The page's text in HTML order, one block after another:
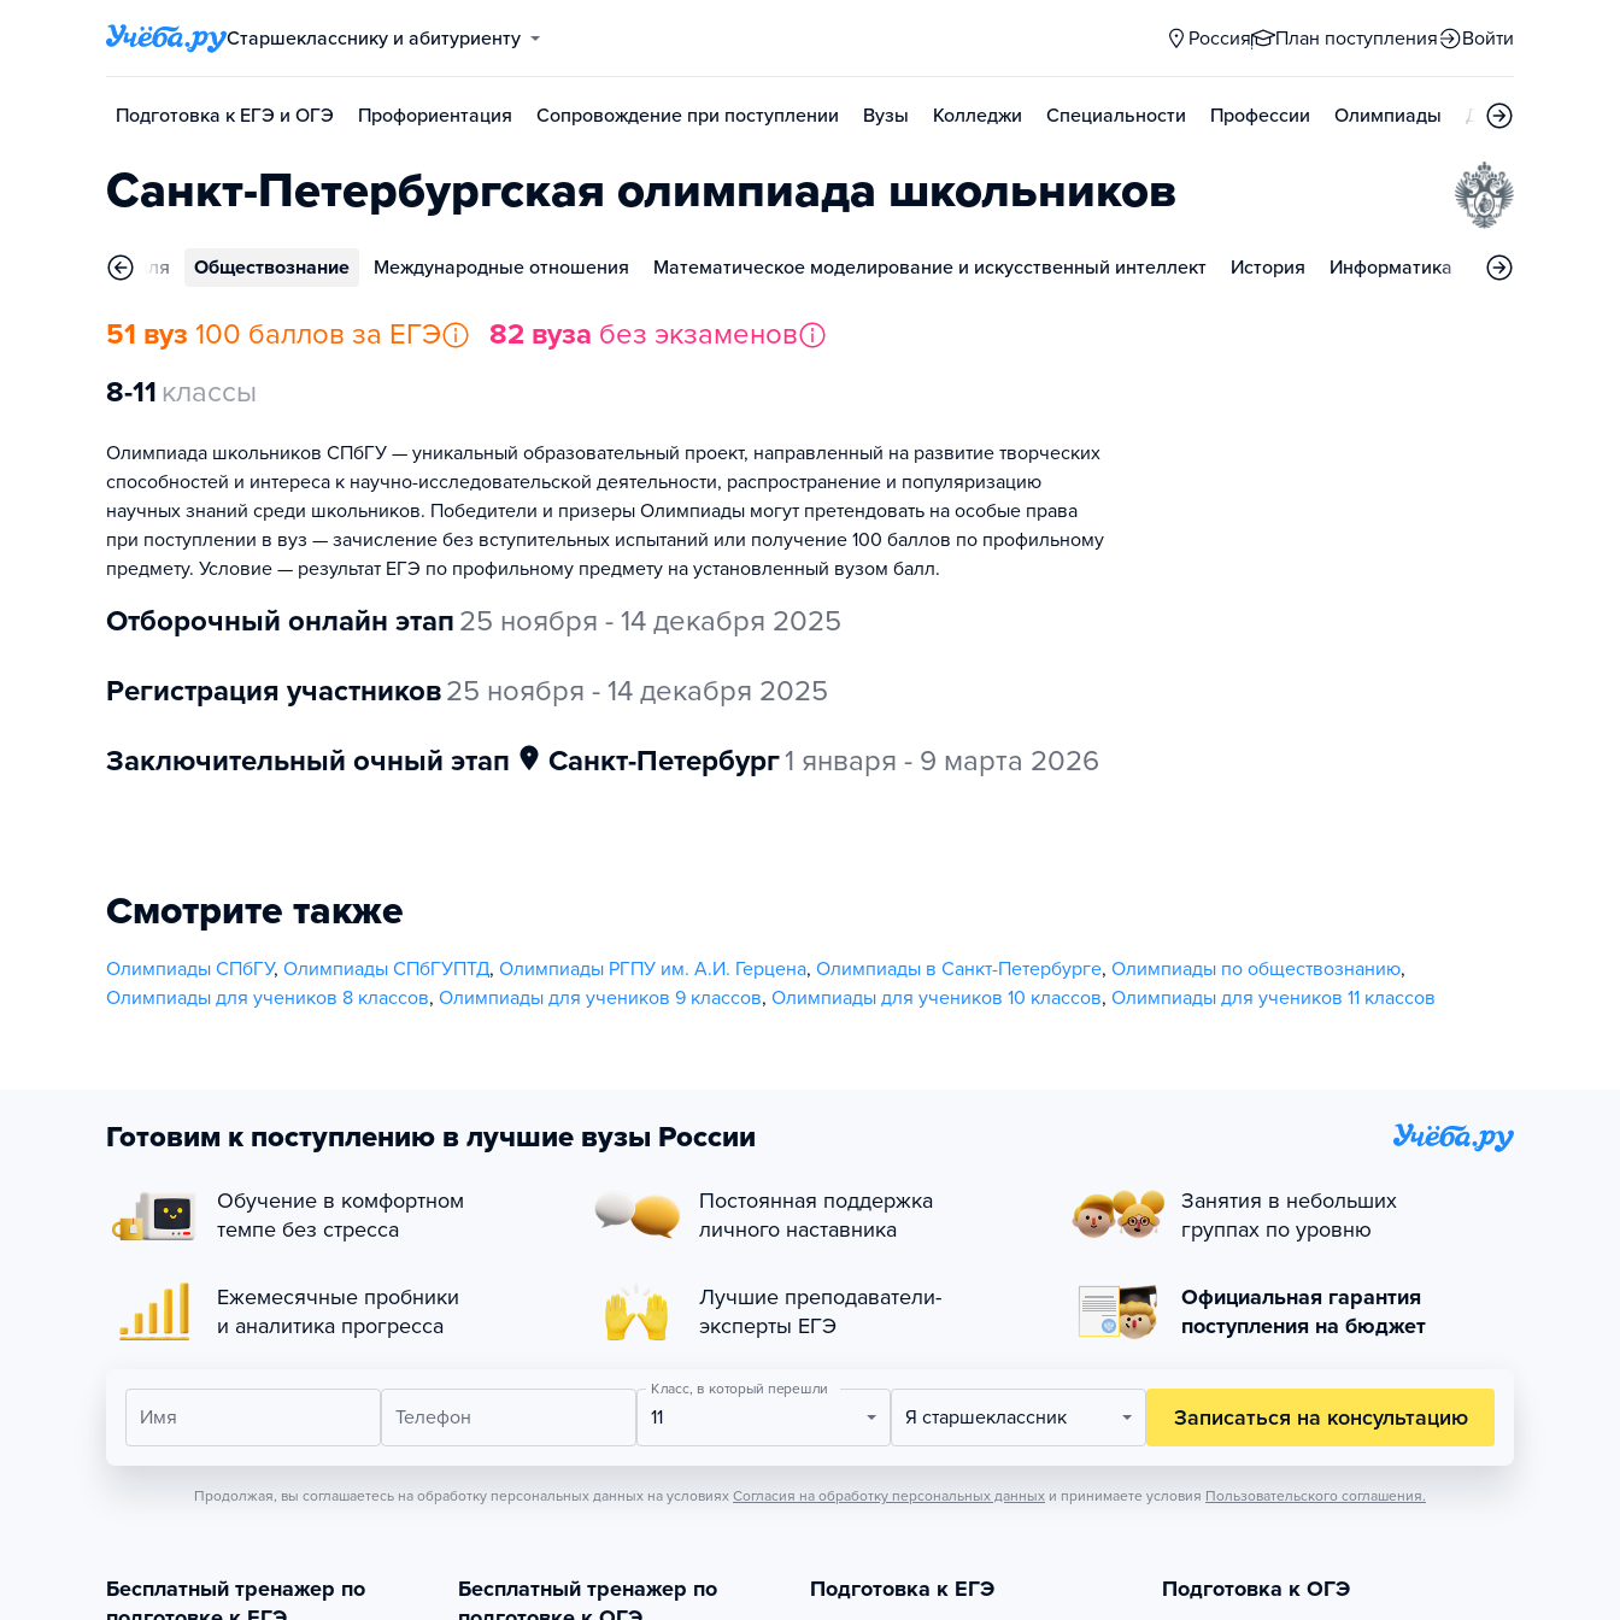
Старшекласснику и абитуриенту Россия План поступления Войти
Подготовка к ЕГЭ и ОГЭ Профориентация Сопровождение при поступлении Вузы Колледжи Специальности Профессии Олимпиады Дни открытых
Санкт-Петербургская олимпиада школьников
Планета Земля Обществознание Международные отношения Математическое моделирование и искусственный интеллект История Информатика Иностранный
51 вуз 100 баллов за ЕГЭ 82 вуза без экзаменов
8-11 классы
Олимпиада школьников СПбГУ — уникальный образовательный проект, направленный на развитие творческих
способностей и интереса к научно-исследовательской деятельности, распространение и популяризацию
научных знаний среди школьников. Победители и призеры Олимпиады могут претендовать на особые права
при поступлении в вуз — зачисление без вступительных испытаний или получение 100 баллов по профильному
предмету. Условие — результат ЕГЭ по профильному предмету на установленный вузом балл.
отборочный онлайн этап 25 ноября - 14 декабря 2025
регистрация участников25 ноября - 14 декабря 2025
заключительный очный этап
Санкт-Петербург 1 января - 9 марта 2026
Смотрите также
Олимпиады СПбГУ, Олимпиады СПбГУПТД, Олимпиады РГПУ им. А.И. Герцена, Олимпиады в Санкт-Петербурге, Олимпиады по обществознанию,
Олимпиады для учеников 8 классов, Олимпиады для учеников 9 классов, Олимпиады для учеников 10 классов, Олимпиады для учеников 11 классов
Готовим к поступлению в лучшие вузы России
Обучение в комфортном
темпе без стресса
Постоянная поддержка
личного наставника
Занятия в небольших
группах по уровню
Ежемесячные пробники
и аналитика прогресса
Лучшие преподаватели-
эксперты ЕГЭ
Официальная гарантия
поступления на бюджет
Имя Телефон
Класс, в который перешли
11 Я старшеклассник Записаться на консультацию
Продолжая, вы соглашаетесь на обработку персональных данных на условиях Согласия на обработку персональных данных и принимаете условия Пользовательского соглашения.
Бесплатный тренажер по
Бесплатный тренажер по
Подготовка к ЕГЭ Подготовка к ОГЭ